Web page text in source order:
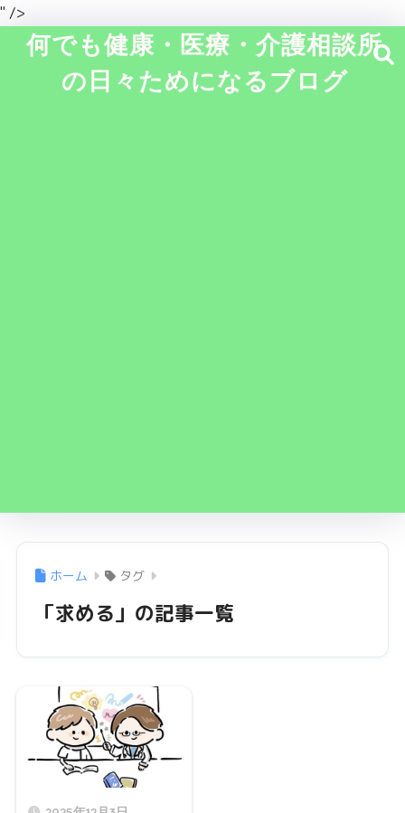
" />
何でも健康・医療・介護相談所
の日々ためになるブログ
ホーム タグ
「求める」の記事一覧